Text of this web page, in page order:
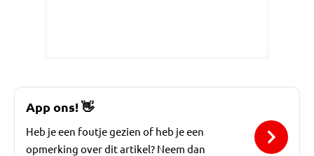
App ons!👋
Heb je een foutje gezien of heb je een
opmerking over dit artikel? Neem dan